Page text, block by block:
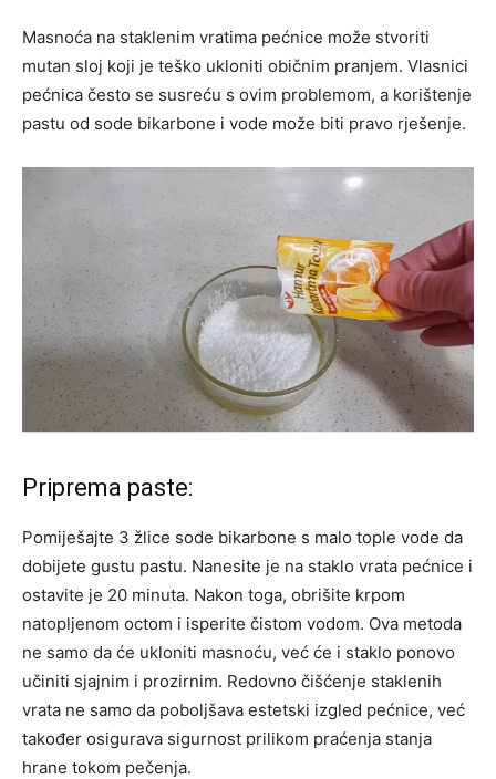
Masnoća na staklenim vratima pećnice može stvoriti
mutan sloj koji je teško ukloniti običnim pranjem. Vlasnici
pećnica često se susreću s ovim problemom, a korištenje
pastu od sode bikarbone i vode može biti pravo rješenje.
Priprema paste:
Pomiješajte 3 žlice sode bikarbone s malo tople vode da
dobijete gustu pastu. Nanesite je na staklo vrata pećnice i
ostavite je 20 minuta. Nakon toga, obrišite krpom
natopljenom octom i isperite čistom vodom. Ova metoda
ne samo da će ukloniti masnoću, već će i staklo ponovo
učiniti sjajnim i prozirnim. Redovno čišćenje staklenih
vrata ne samo da poboljšava estetski izgled pećnice, već
također osigurava sigurnost prilikom praćenja stanja
hrane tokom pečenja.